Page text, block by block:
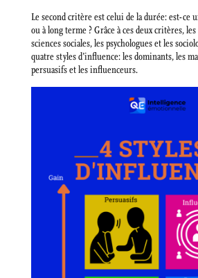
Le second critère est celui de la durée: est-ce
ou à long terme ? Grâce à ces deux critères,
sciences sociales, les psychologues et les
quatre styles d’influence: les dominants, les
persuasifs et les influenceurs.